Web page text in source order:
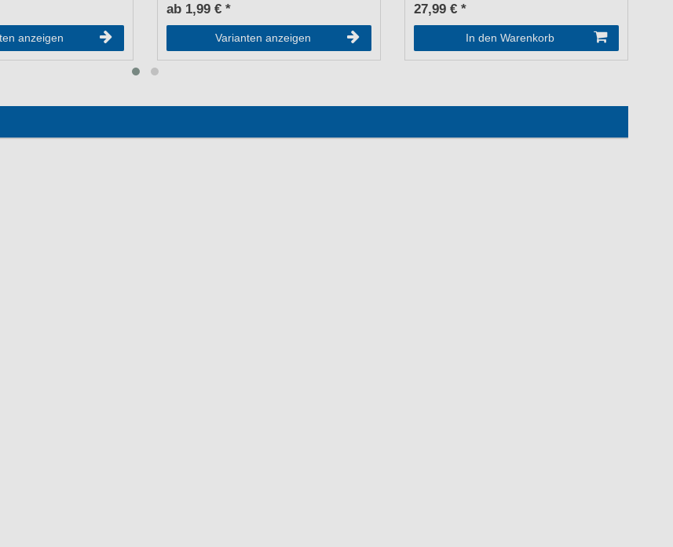
anzeigen
ab 1,99 € *
Varianten anzeigen
27,99 € *
In den Warenkorb